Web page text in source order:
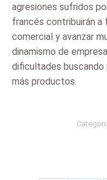
agresiones sufridos
francés contribuirán
comercial y avanzar
dinamismo de
dificultades buscando
más productos.